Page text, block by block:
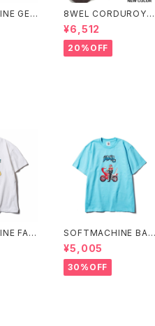
GEN
(C
8WEL CORDUROY C
AP
¥6,512
20%OFF
FAT
SOFTMACHINE BAR
I BARI-T (T-SHIRT
S)
¥5,005
30%OFF